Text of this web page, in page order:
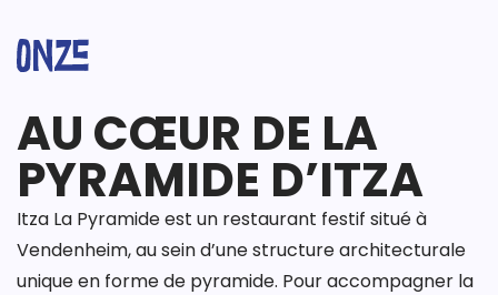
AU CŒUR DE LA
PYRAMIDE D’ITZA
Itza La Pyramide est un restaurant festif situé à
Vendenheim, au sein d’une structure architecturale
unique en forme de pyramide. Pour accompagner la